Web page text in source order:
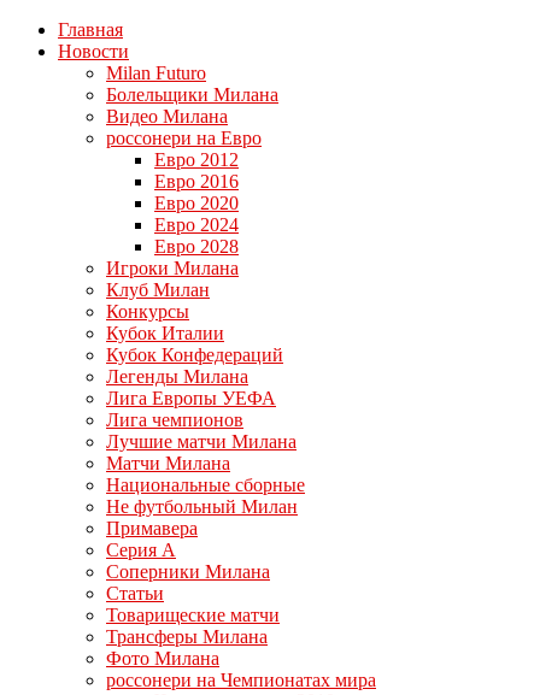
Главная
Новости
Milan Futuro
Болельщики Милана
Видео Милана
россонери на Евро
Евро 2012
Евро 2016
Евро 2020
Евро 2024
Евро 2028
Игроки Милана
Клуб Милан
Конкурсы
Кубок Италии
Кубок Конфедераций
Легенды Милана
Лига Европы УЕФА
Лига чемпионов
Лучшие матчи Милана
Матчи Милана
Национальные сборные
Не футбольный Милан
Примавера
Серия А
Соперники Милана
Статьи
Товарищеские матчи
Трансферы Милана
Фото Милана
россонери на Чемпионатах мира